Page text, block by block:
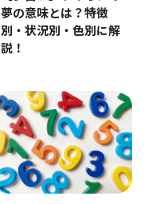
夢の意味とは？特徴
別・状況別・色別に解
説！